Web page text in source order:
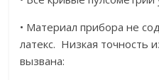
• Материал прибора не
латекс. Низкая точность
вызвана: